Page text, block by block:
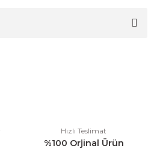
bulunuyor.
Hızlı Teslimat
%100 Orjinal Ürün